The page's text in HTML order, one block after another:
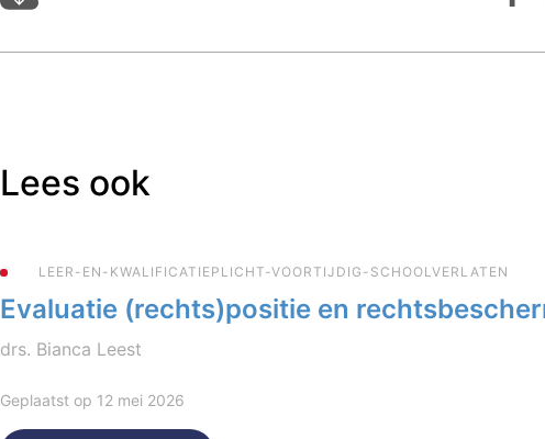
Lees ook
LEER-EN-KWALIFICATIEPLICHT-VOORTIJDIG-SCHOOLVERLATEN
Evaluatie (rechts)positie en
drs. Bianca Leest
Geplaatst op 12 mei 2026